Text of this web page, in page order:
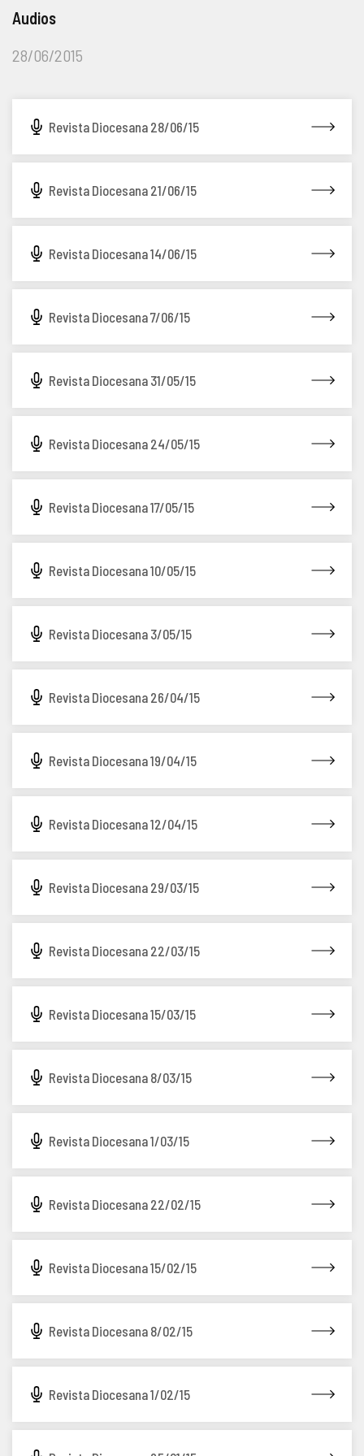
Audios
28/06/2015
Revista Diocesana 28/06/15
Revista Diocesana 21/06/15
Revista Diocesana 14/06/15
Revista Diocesana 7/06/15
Revista Diocesana 31/05/15
Revista Diocesana 24/05/15
Revista Diocesana 17/05/15
Revista Diocesana 10/05/15
Revista Diocesana 3/05/15
Revista Diocesana 26/04/15
Revista Diocesana 19/04/15
Revista Diocesana 12/04/15
Revista Diocesana 29/03/15
Revista Diocesana 22/03/15
Revista Diocesana 15/03/15
Revista Diocesana 8/03/15
Revista Diocesana 1/03/15
Revista Diocesana 22/02/15
Revista Diocesana 15/02/15
Revista Diocesana 8/02/15
Revista Diocesana 1/02/15
COMPLIANCE
RENDICIÓN CUENTAS ENTIDADES RELIGIOSAS
PREGUNTAS FRECUENTES
PASTORAL SAMARITANA
VIDA CONSAGRADA
IMÁGENES